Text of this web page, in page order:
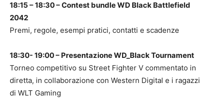
18:15 – 18:30 – Contest bundle WD Black Battlefield
2042
Premi, regole, esempi pratici, contatti e scadenze
18:30- 19:00 – Presentazione WD_Black Tournament
Torneo competitivo su Street Fighter V commentato in
diretta, in collaborazione con Western Digital e i ragazzi
di WLT Gaming